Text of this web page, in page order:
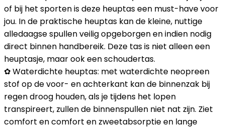
of bij het sporten is deze heuptas een must-have voor
jou. In de praktische heuptas kan de kleine, nuttige
alledaagse spullen veilig opgeborgen en indien nodig
direct binnen handbereik. Deze tas is niet alleen een
heuptasje, maar ook een schoudertas.
✿ Waterdichte heuptas: met waterdichte neopreen
stof op de voor- en achterkant kan de binnenzak bij
regen droog houden, als je tijdens het lopen
transpireert, zullen de binnenspullen niet nat zijn. Ziet
comfort en comfort en zweetabsorptie en lange